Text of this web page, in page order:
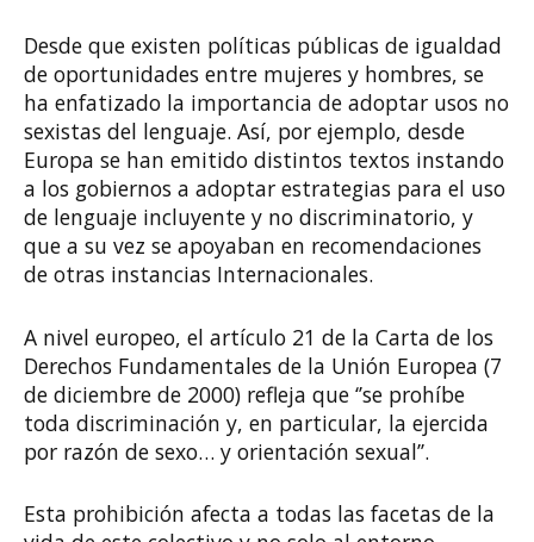
Desde que existen políticas públicas de igualdad
de oportunidades entre mujeres y hombres, se
ha enfatizado la importancia de adoptar usos no
sexistas del lenguaje. Así, por ejemplo, desde
Europa se han emitido distintos textos instando
a los gobiernos a adoptar estrategias para el uso
de lenguaje incluyente y no discriminatorio, y
que a su vez se apoyaban en recomendaciones
de otras instancias Internacionales.
A nivel europeo, el artículo 21 de la Carta de los
Derechos Fundamentales de la Unión Europea (7
de diciembre de 2000) refleja que ‘’se prohíbe
toda discriminación y, en particular, la ejercida
por razón de sexo… y orientación sexual’’.
Esta prohibición afecta a todas las facetas de la